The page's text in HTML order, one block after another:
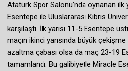
Atatürk Spor Salonu’nda oynanan ilk
Esentepe ile Uluslararası Kıbrıs
karşılaştı. İlk yarısı 11-5 Esentepe
maçın ikinci yarısında büyük çekişme
azaltma çabası olsa da maç 23-19
tamamlandı. Bu galibiyetle Miracle